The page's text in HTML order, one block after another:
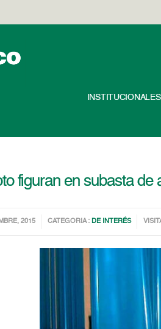
INSTITUCIONALES
figuran en subasta de
2015 CATEGORIA : DE INTERÉS